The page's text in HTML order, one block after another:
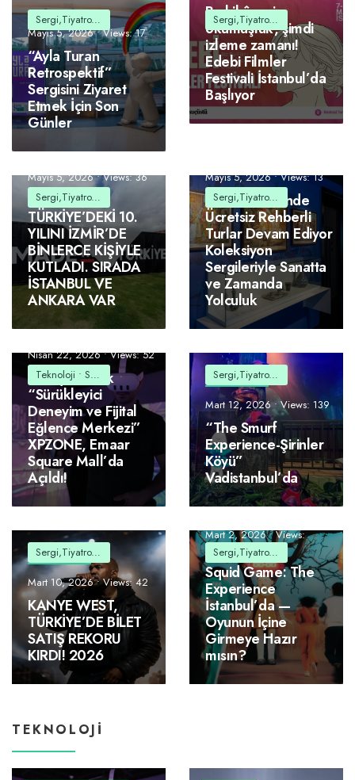
Sergi,Tiyatro,Etkinlik
Mayıs 5, 2026 •Views: 17
“Ayla Turan
Retrospektif”
Sergisini Ziyaret
Etmek İçin Son
Günler
Sergi,Tiyatro,Etkinlik
Bu hikâyeyi
okumuştuk, şimdi
izleme zamanı!
Edebi Filmler
Festivali İstanbul’da
Başlıyor
Sergi,Tiyatro,Etkinlik
Mayıs 5, 2026 •Views: 36
NETFLIX,
TÜRKİYE’DEKİ 10.
YILINI İZMİR’DE
BİNLERCE KİŞİYLE
KUTLADI. SIRADA
İSTANBUL VE
ANKARA VAR
Sergi,Tiyatro,Etkinlik
Mayıs 5, 2026 •Views: 13
Pera Müzesi’nde
Ücretsiz Rehberli
Turlar Devam Ediyor
Koleksiyon
Sergileriyle Sanatta
ve Zamanda
Yolculuk
Teknoloji • Sergi,Tiyatro,Etkinlik
Nisan 22, 2026 •Views: 52
Türkiye’nin İlk
“Sürükleyici
Deneyim ve Fijital
Eğlence Merkezi”
XPZONE, Emaar
Square Mall’da
Açıldı!
Sergi,Tiyatro,Etkinlik
Mart 12, 2026 •Views: 139
“The Smurf
Experience-Şirinler
Köyü”
Vadistanbul’da
Sergi,Tiyatro,Etkinlik
Mart 10, 2026 •Views: 42
KANYE WEST,
TÜRKİYE’DE BİLET
SATIŞ REKORU
KIRDI! 2026
Sergi,Tiyatro,Etkinlik
Mart 2, 2026 •Views:
9.992
Squid Game: The
Experience
İstanbul’da —
Oyunun İçine
Girmeye Hazır
mısın?
TEKNOLOJI